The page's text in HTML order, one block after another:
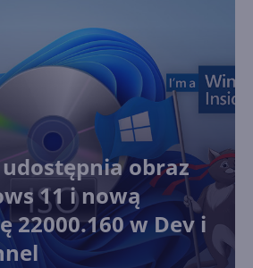
obraz
11 i nową
22000.160 w Dev i